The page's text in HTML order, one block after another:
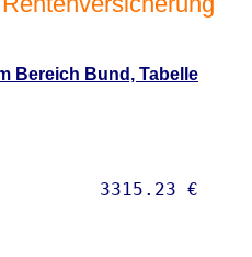
Bereich Bund, Tabelle